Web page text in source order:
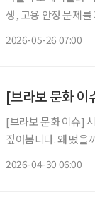
생, 고용 안정 문제를 제기하며 온
2026-05-26 07:00
[브라보 문화
[브라보 문화 이슈]
짚어봅니다. 왜 떴을까? 기네스북에 최고령 성악가로 등재된 ‘100세 테너’ 홍운표 성악가가
2026-04-30 06:00